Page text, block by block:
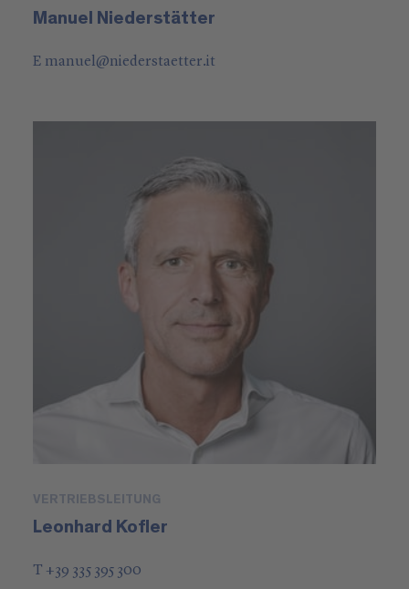
Manuel Niederstätter
E manuel@niederstaetter.it
VERTRIEBSLEITUNG
Leonhard Kofler
T +39 335 395 300